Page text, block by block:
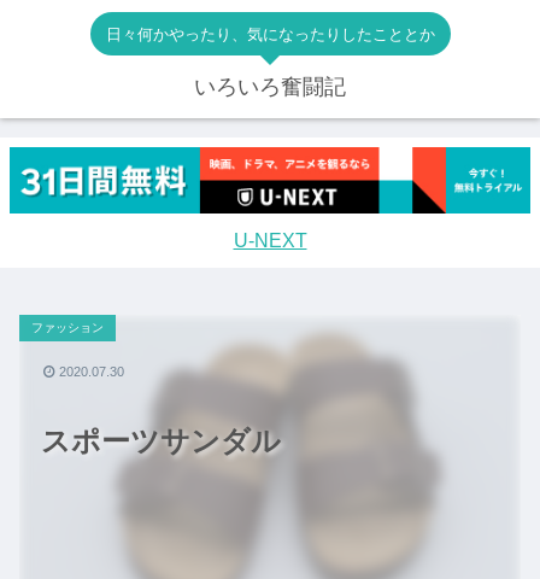
日々何かやったり、気になったりしたこととか
いろいろ奮闘記
U-NEXT
スポーツサンダル
ファッション
2020.07.30